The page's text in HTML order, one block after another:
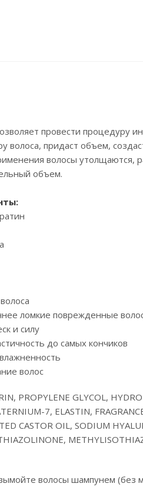
провести процедуру
волоса, придаст объем,
волосы утолщаются,
объем.
ломкие поврежденные
и силу
до самых кончиков
волос
PROPYLENE GLYCOL,
7, ELASTIN,
CASTOR OIL, SODIUM
волосы шампунем (без